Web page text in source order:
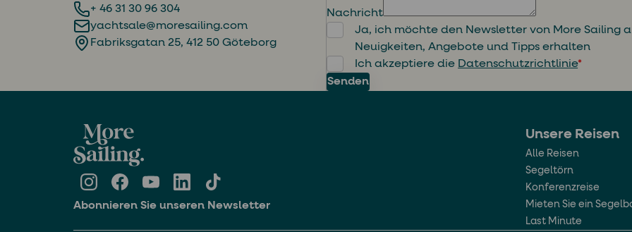
+ 46 31 30 96 304
yachtsale@moresailing.com
Fabriksgatan 25, 412 50 Göteborg
Nachricht
Ja, ich möchte den Newsletter von More Sailing
Neuigkeiten, Angebote und Tipps erhalten
Ich akzeptiere die Datenschutzrichtlinie*
Senden
Abonnieren Sie unseren Newsletter
Unsere Reisen
Alle Reisen
Segeltörn
Konferenzreise
Mieten Sie ein
Last Minute